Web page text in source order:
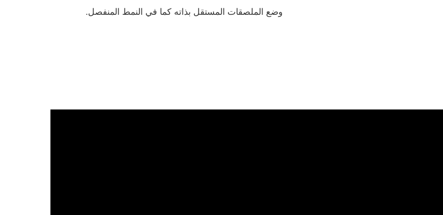
وضع الملصقات المستقل بذاته كما في النمط المنفصل.